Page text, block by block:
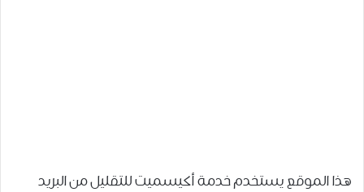
هذا الموقع يستخدم خدمة أكيسميت للتقليل من البريد